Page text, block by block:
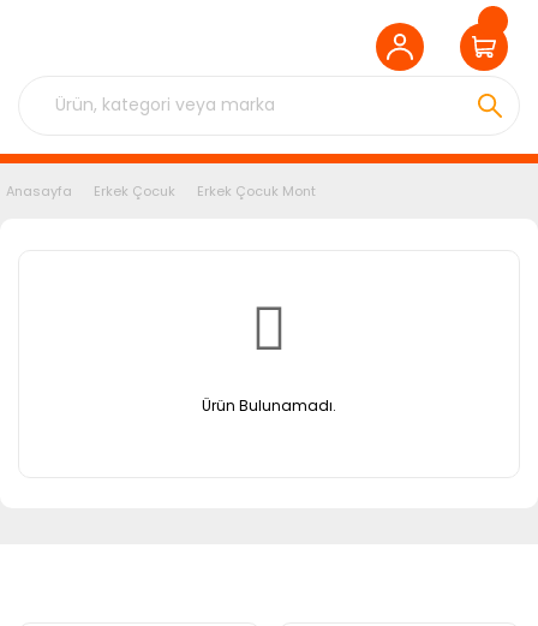
Anasayfa Erkek Çocuk Erkek Çocuk Mont
Ürün Bulunamadı.